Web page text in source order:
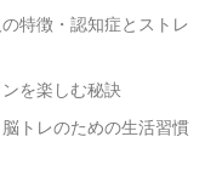
特徴・認知症とストレ
を楽しむ秘訣
トレのための生活習慣